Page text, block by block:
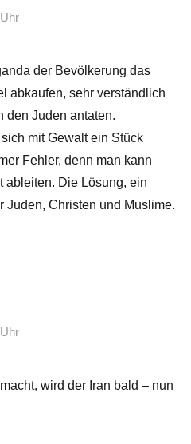
der Bevölkerung das
abkaufen, sehr verständlich
den Juden antaten.
mit Gewalt ein Stück
Fehler, denn man kann
ableiten. Die Lösung, ein
Juden, Christen und Muslime.
wird der Iran bald – nun